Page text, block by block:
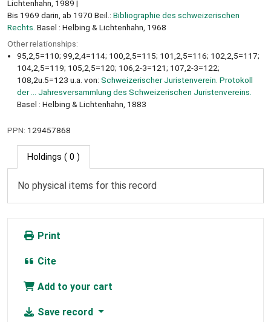
Lichtenhahn, 1989
Bis 1969 darin, ab 1970 Beil.: Bibliographie des schweizerischen
Rechts. Basel : Helbing & Lichtenhahn, 1968
Other relationships:
95,2,5=110; 99,2,4=114; 100,2,5=115; 101,2,5=116; 102,2,5=117;
104,2,5=119; 105,2,5=120; 106,2-3=121; 107,2-3=122;
108,2u.5=123 u.a. von: Schweizerischer Juristenverein. Protokoll
der ... Jahresversammlung des Schweizerischen Juristenvereins.
Basel : Helbing & Lichtenhahn, 1883
PPN: 129457868
Holdings ( 0 )
No physical items for this record
Print
Cite
Add to your cart
Save record